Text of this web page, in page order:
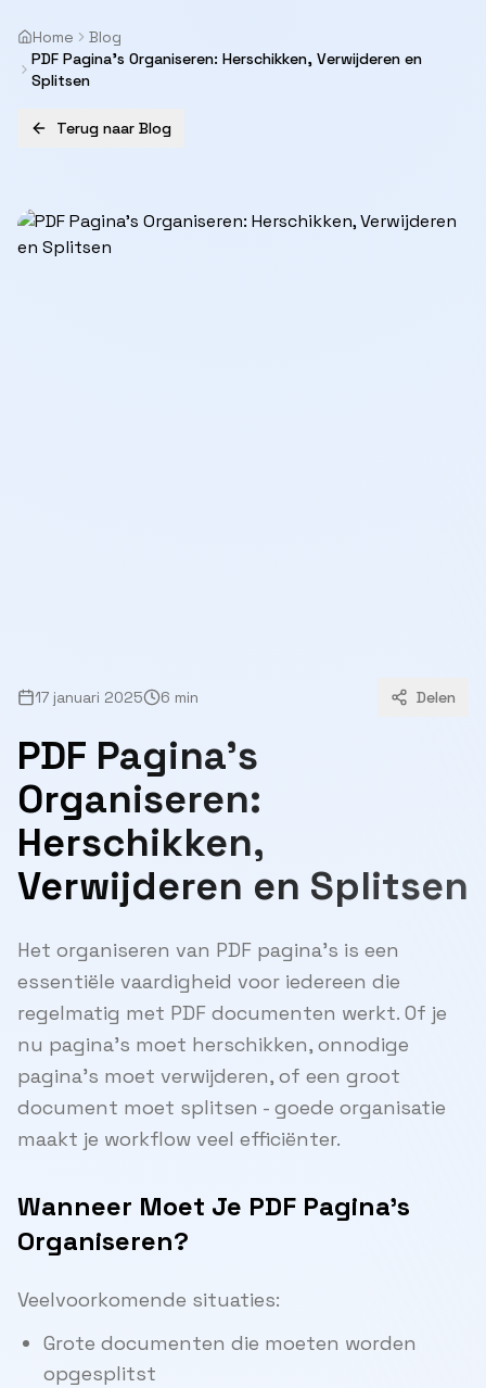
Home
Blog
PDF Pagina's Organiseren: Herschikken, Verwijderen en
Splitsen
Terug naar Blog
17 januari 2025 6 min Delen
PDF Pagina's
Organiseren:
Herschikken,
Verwijderen en Splitsen
Het organiseren van PDF pagina's is een
essentiële vaardigheid voor iedereen die
regelmatig met PDF documenten werkt. Of je
nu pagina's moet herschikken, onnodige
pagina's moet verwijderen, of een groot
document moet splitsen - goede organisatie
maakt je workflow veel efficiënter.
Wanneer Moet Je PDF Pagina's
Organiseren?
Veelvoorkomende situaties:
Grote documenten die moeten worden
opgesplitst